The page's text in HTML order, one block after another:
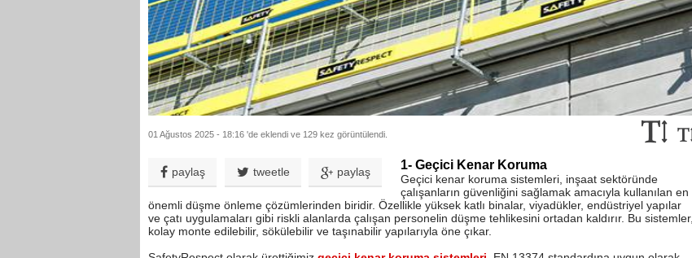
01 Ağustos 2025 - 18:16 'de eklendi ve 129 kez görüntülendi.
paylaş tweetle paylaş 1- Geçici Kenar Koruma
Geçici kenar koruma sistemleri, inşaat sektöründe
çalışanların güvenliğini sağlamak amacıyla kullanılan en
önemli düşme önleme çözümlerinden biridir. Özellikle yüksek katlı binalar, viyadükler, endüstriyel yapılar
ve çatı uygulamaları gibi riskli alanlarda çalışan personelin düşme tehlikesini ortadan kaldırır. Bu sistemler,
kolay monte edilebilir, sökülebilir ve taşınabilir yapılarıyla öne çıkar.